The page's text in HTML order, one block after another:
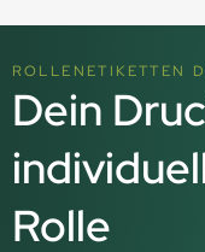
ROLLENETIKETTEN
Dein
Rolle